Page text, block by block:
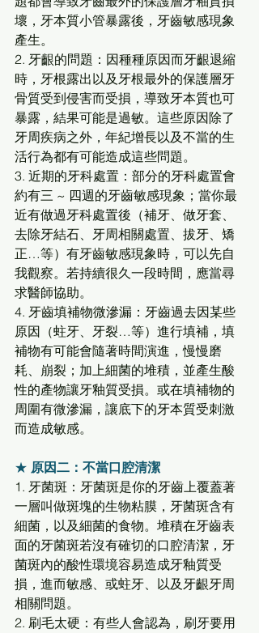
壞，牙本質小管暴露後，牙齒敏感現象
產生。
2. 牙齦的問題：因種種原因而牙齦退縮
時，牙根露出以及牙根最外的保護層牙
骨質受到侵害而受損，導致牙本質也可
暴露，結果可能是過敏。這些原因除了
牙周疾病之外，年紀增長以及不當的生
活行為都有可能造成這些問題。
3. 近期的牙科處置：部分的牙科處置會
約有三 ~ 四週的牙齒敏感現象；當你最
近有做過牙科處置後（補牙、做牙套、
去除牙結石、牙周相關處置、拔牙、矯
正…等）有牙齒敏感現象時，可以先自
我觀察。若持續很久一段時間，應當尋
求醫師協助。
4. 牙齒填補物微滲漏：牙齒過去因某些
原因（蛀牙、牙裂…等）進行填補，填
補物有可能會隨著時間演進，慢慢磨
耗、崩裂；加上細菌的堆積，並產生酸
性的產物讓牙釉質受損。或在填補物的
周圍有微滲漏，讓底下的牙本質受刺激
而造成敏感。
★ 原因二：不當口腔清潔
1. 牙菌斑：牙菌斑是你的牙齒上覆蓋著
一層叫做斑塊的生物粘膜，牙菌斑含有
細菌，以及細菌的食物。堆積在牙齒表
面的牙菌斑若沒有確切的口腔清潔，牙
菌斑內的酸性環境容易造成牙釉質受
損，進而敏感、或蛀牙、以及牙齦牙周
相關問題。
2. 刷毛太硬：有些人會認為，刷牙要用